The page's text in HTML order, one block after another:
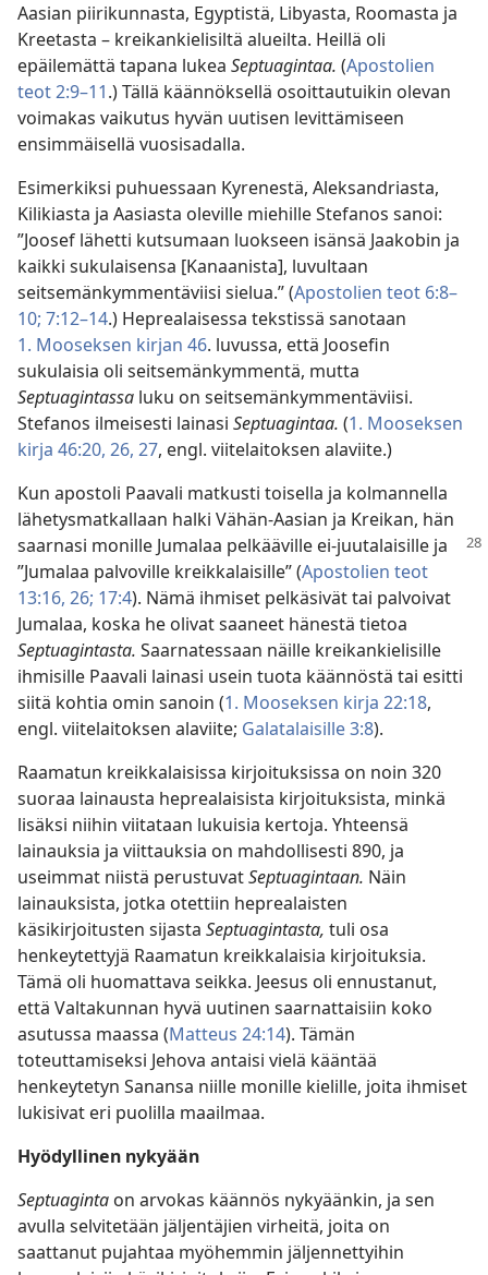
Aasian piirikunnasta, Egyptistä, Libyasta, Roomasta ja
Kreetasta – kreikankielisiltä alueilta. Heillä oli
epäilemättä tapana lukea Septuagintaa. (Apostolien
teot 2:9–11.) Tällä käännöksellä osoittautuikin olevan
voimakas vaikutus hyvän uutisen levittämiseen
ensimmäisellä vuosisadalla.
Esimerkiksi puhuessaan Kyrenestä, Aleksandriasta,
Kilikiasta ja Aasiasta oleville miehille Stefanos sanoi:
”Joosef lähetti kutsumaan luokseen isänsä Jaakobin ja
kaikki sukulaisensa [Kanaanista], luvultaan
seitsemänkymmentäviisi sielua.” (Apostolien teot 6:8–
10; 7:12–14.) Heprealaisessa tekstissä sanotaan
1. Mooseksen kirjan 46. luvussa, että Joosefin
sukulaisia oli seitsemänkymmentä, mutta
Septuagintassa luku on seitsemänkymmentäviisi.
Stefanos ilmeisesti lainasi Septuagintaa. (1. Mooseksen
kirja 46:20, 26, 27, engl. viitelaitoksen alaviite.)
Kun apostoli Paavali matkusti toisella ja kolmannella
lähetysmatkallaan halki Vähän-Aasian ja Kreikan, hän
saarnasi monille Jumalaa pelkääville ei-juutalaisille ja
”Jumalaa palvoville kreikkalaisille” (Apostolien teot
13:16, 26; 17:4). Nämä ihmiset pelkäsivät tai palvoivat
Jumalaa, koska he olivat saaneet hänestä tietoa
Septuagintasta. Saarnatessaan näille kreikankielisille
ihmisille Paavali lainasi usein tuota käännöstä tai esitti
siitä kohtia omin sanoin (1. Mooseksen kirja 22:18,
engl. viitelaitoksen alaviite; Galatalaisille 3:8).
Raamatun kreikkalaisissa kirjoituksissa on noin 320
suoraa lainausta heprealaisista kirjoituksista, minkä
lisäksi niihin viitataan lukuisia kertoja. Yhteensä
lainauksia ja viittauksia on mahdollisesti 890, ja
useimmat niistä perustuvatSeptuagintaan. Näin
lainauksista, jotka otettiin heprealaisten
käsikirjoitusten sijasta Septuagintasta, tuli osa
henkeytettyjä Raamatun kreikkalaisia kirjoituksia.
Tämä oli huomattava seikka. Jeesus oli ennustanut,
että Valtakunnan hyvä uutinen saarnattaisiin koko
asutussa maassa (Matteus 24:14). Tämän
toteuttamiseksi Jehova antaisi vielä kääntää
henkeytetyn Sanansa niille monille kielille, joita ihmiset
lukisivat eri puolilla maailmaa.
Hyödyllinen nykyään
Septuaginta on arvokas käännös nykyäänkin, ja sen
avulla selvitetään jäljentäjien virheitä, joita on
saattanut pujahtaa myöhemmin jäljennettyihin